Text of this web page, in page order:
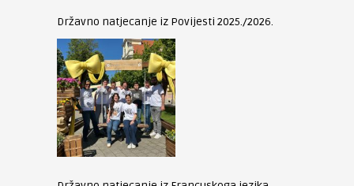
Državno natjecanje iz Povijesti 2025./2026.